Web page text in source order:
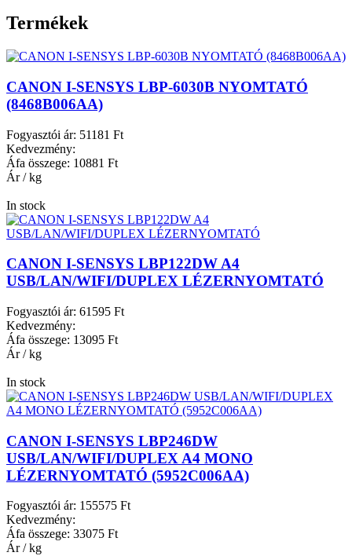
Termékek
CANON I-SENSYS LBP-6030B NYOMTATÓ
(8468B006AA)
Fogyasztói ár: 51181 Ft
Kedvezmény:
Áfa összege: 10881 Ft
Ár / kg
In stock
CANON I-SENSYS LBP122DW A4
USB/LAN/WIFI/DUPLEX LÉZERNYOMTATÓ
Fogyasztói ár: 61595 Ft
Kedvezmény:
Áfa összege: 13095 Ft
Ár / kg
In stock
CANON I-SENSYS LBP246DW
USB/LAN/WIFI/DUPLEX A4 MONO
LÉZERNYOMTATÓ (5952C006AA)
Fogyasztói ár: 155575 Ft
Kedvezmény:
Áfa összege: 33075 Ft
Ár / kg